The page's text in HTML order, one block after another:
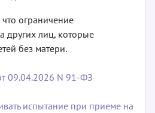
что ограничение
других лиц, которые
без матери.
09.04.2026 N 91-ФЗ
испытание при приеме на